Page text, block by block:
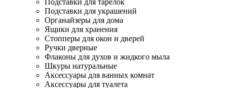
Подставки для тарелок
Подставки для украшений
Органайзеры для дома
Ящики для хранения
Стопперы для окон и дверей
Ручки дверные
Флаконы для духов и жидкого мыла
Шкуры натуральные
Аксессуары для ванных комнат
Аксессуары для туалета